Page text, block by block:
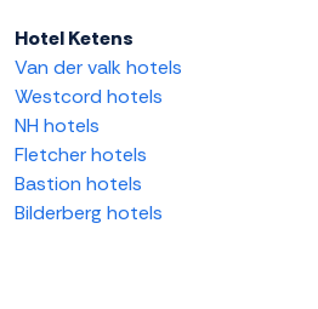
Hotel Ketens
Van der valk hotels
Westcord hotels
NH hotels
Fletcher hotels
Bastion hotels
Bilderberg hotels